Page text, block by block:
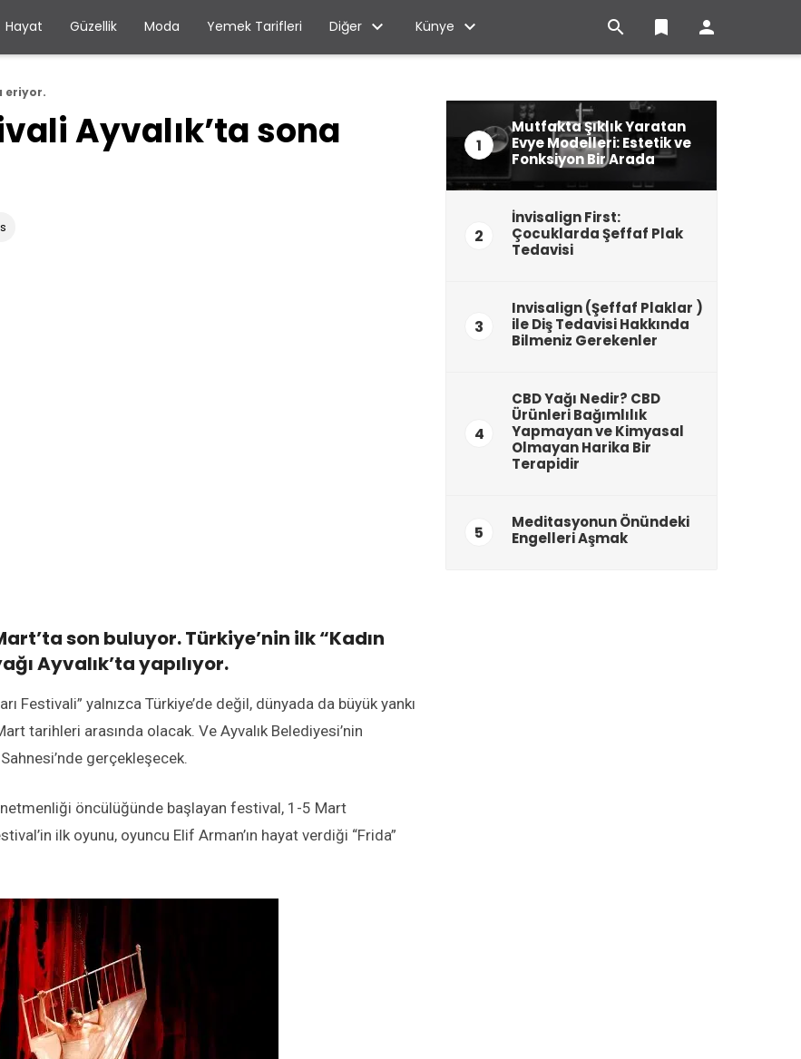
Hayat Güzellik Moda Yemek Tarifleri Diğer Künye  bookmark 
eriyor.
Ayvalık’ta sona
son buluyor. Türkiye’nin ilk “Kadın
Ayvalık’ta yapılıyor.
Festivali” yalnızca Türkiye’de değil, dünyada da büyük yankı
tarihleri arasında olacak. Ve Ayvalık Belediyesi’nin
gerçekleşecek.
öncülüğünde başlayan festival, 1-5 Mart
ilk oyunu, oyuncu Elif Arman’ın hayat verdiği “Frida”
1
Mutfakta Şıklık Yaratan
Evye Modelleri: Estetik ve
Fonksiyon Bir Arada
2
İnvisalign First:
Çocuklarda Şeffaf Plak
Tedavisi
3
Invisalign (Şeffaf Plaklar )
ile Diş Tedavisi Hakkında
Bilmeniz Gerekenler
4
CBD Yağı Nedir? CBD
Ürünleri Bağımlılık
Yapmayan ve Kimyasal
Olmayan Harika Bir
Terapidir
5
Meditasyonun Önündeki
Engelleri Aşmak